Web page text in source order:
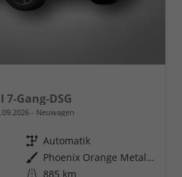
7-Gang-DSG
Neuwagen
Getriebe Automatik
Außenfarbe
Phoenix Orange Metallic
Kilometerstand 885 km